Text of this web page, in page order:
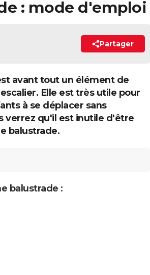
: mode d'emploi
Partager
avant tout un élément de
Elle est très utile pour
à se déplacer sans
verrez qu'il est inutile d'être
balustrade.
balustrade :